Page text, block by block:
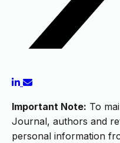
Important Note: To
Journal, authors and
personal information